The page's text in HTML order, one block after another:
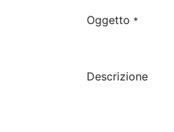
Oggetto *
Descrizione